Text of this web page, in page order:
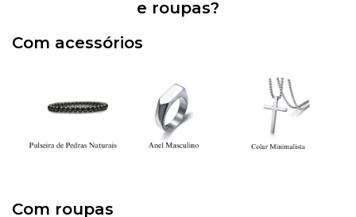
e roupas?
Com acessórios
Com roupas